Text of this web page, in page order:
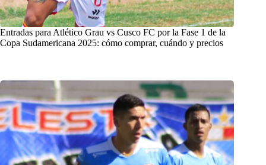
Entradas para Atlético Grau vs Cusco FC por la Fase 1 de la
Copa Sudamericana 2025: cómo comprar, cuándo y precios